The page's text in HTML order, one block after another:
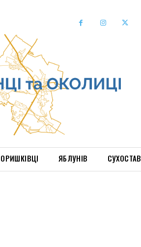
ОРИШКІВЦІ ЯБЛУНІВ СУХОСТАВ